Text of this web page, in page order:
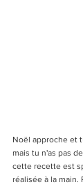
Noël approche et
mais tu n'as pas
cette recette est
réalisée à la